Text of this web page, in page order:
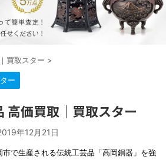
買取スター >
ー
高価買取｜買取スター
年12月21日
で生産される伝統工芸品「高岡銅器」を強